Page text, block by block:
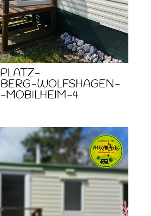
WOLFSHAGEN-
MOBILHEIM-4